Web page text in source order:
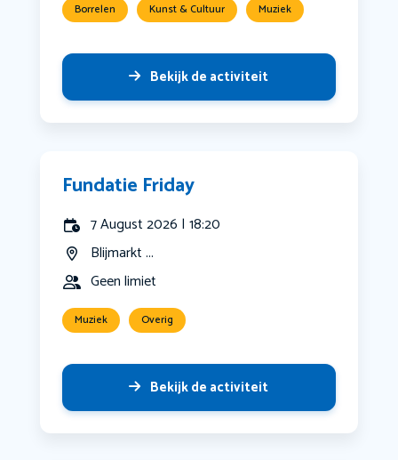
Borrelen Kunst & Cultuur Muziek
Bekijk de activiteit
Fundatie Friday
7 August 2026 | 18:20
Blijmarkt ...
Geen limiet
Muziek Overig
Bekijk de activiteit